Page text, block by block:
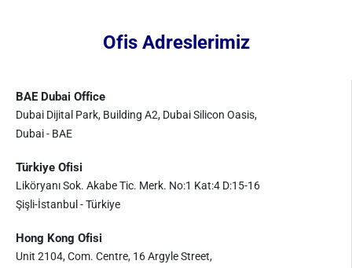
Ofis Adreslerimiz
BAE Dubai Office
Dubai Dijital Park, Building A2, Dubai Silicon Oasis,
Dubai - BAE
Türkiye Ofisi
Liköryanı Sok. Akabe Tic. Merk. No:1 Kat:4 D:15-16
Şişli-İstanbul - Türkiye
Hong Kong Ofisi
Unit 2104, Com. Centre, 16 Argyle Street,